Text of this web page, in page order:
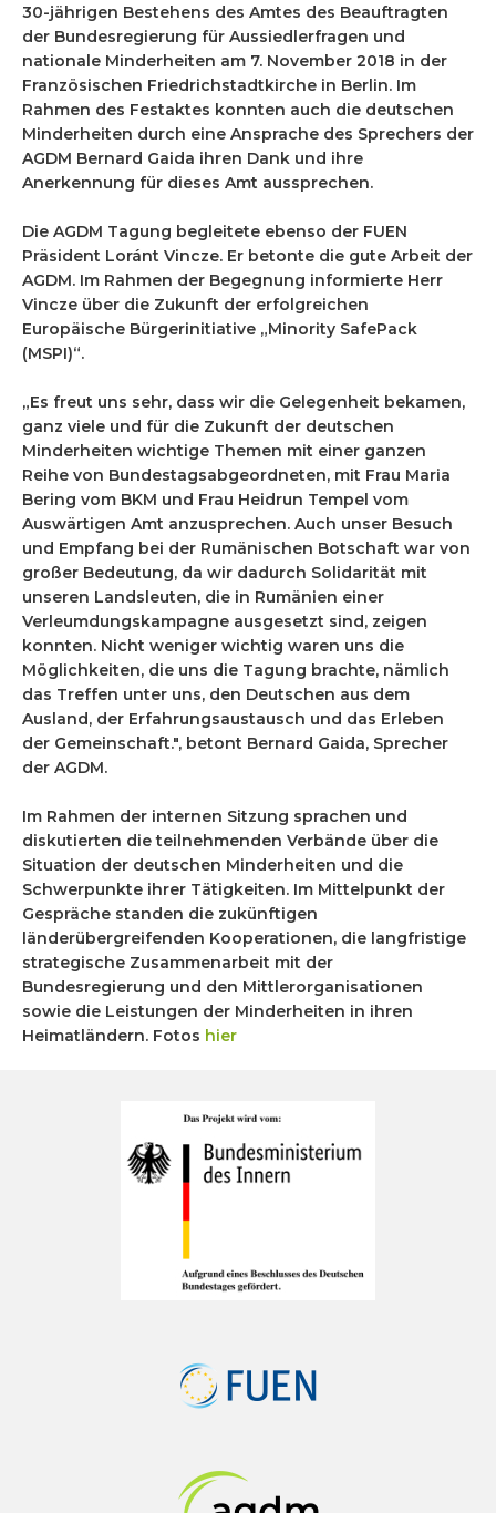
30-jährigen Bestehens des Amtes des Beauftragten
der Bundesregierung für Aussiedlerfragen und
nationale Minderheiten am 7. November 2018 in der
Französischen Friedrichstadtkirche in Berlin. Im
Rahmen des Festaktes konnten auch die deutschen
Minderheiten durch eine Ansprache des Sprechers der
AGDM Bernard Gaida ihren Dank und ihre
Anerkennung für dieses Amt aussprechen.
Die AGDM Tagung begleitete ebenso der FUEN
Präsident Loránt Vincze. Er betonte die gute Arbeit der
AGDM. Im Rahmen der Begegnung informierte Herr
Vincze über die Zukunft der erfolgreichen
Europäische Bürgerinitiative „Minority SafePack
(MSPI)“.
„Es freut uns sehr, dass wir die Gelegenheit bekamen,
ganz viele und für die Zukunft der deutschen
Minderheiten wichtige Themen mit einer ganzen
Reihe von Bundestagsabgeordneten, mit Frau Maria
Bering vom BKM und Frau Heidrun Tempel vom
Auswärtigen Amt anzusprechen. Auch unser Besuch
und Empfang bei der Rumänischen Botschaft war von
großer Bedeutung, da wir dadurch Solidarität mit
unseren Landsleuten, die in Rumänien einer
Verleumdungskampagne ausgesetzt sind, zeigen
konnten. Nicht weniger wichtig waren uns die
Möglichkeiten, die uns die Tagung brachte, nämlich
das Treffen unter uns, den Deutschen aus dem
Ausland, der Erfahrungsaustausch und das Erleben
der Gemeinschaft.", betont Bernard Gaida, Sprecher
der AGDM.
Im Rahmen der internen Sitzung sprachen und
diskutierten die teilnehmenden Verbände über die
Situation der deutschen Minderheiten und die
Schwerpunkte ihrer Tätigkeiten. Im Mittelpunkt der
Gespräche standen die zukünftigen
länderübergreifenden Kooperationen, die langfristige
strategische Zusammenarbeit mit der
Bundesregierung und den Mittlerorganisationen
sowie die Leistungen der Minderheiten in ihren
Heimatländern. Fotos hier